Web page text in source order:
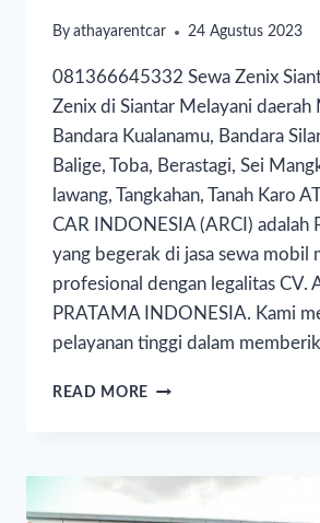
By athayarentcar 24 Agustus 2023
081366645332 Sewa Zenix
Zenix di Siantar Melayani daerah
Bandara Kualanamu, Bandara
Balige, Toba, Berastagi, Sei
lawang, Tangkahan, Tanah Karo
CAR INDONESIA (ARCI) adalah
yang begerak di jasa sewa mobil
profesional dengan legalitas CV.
PRATAMA INDONESIA. Kami
pelayanan tinggi dalam
READ MORE